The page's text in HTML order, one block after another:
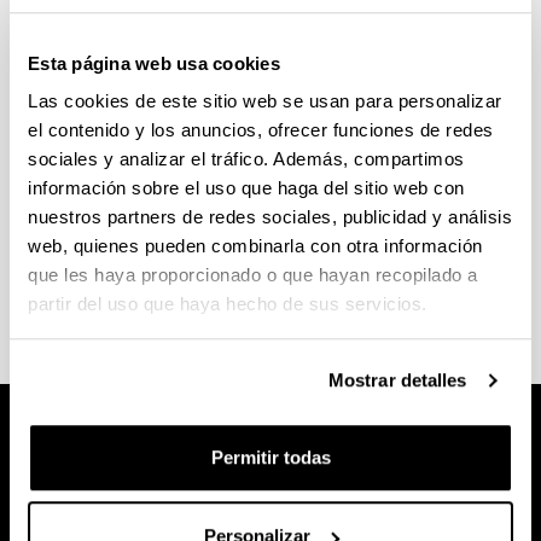
Esta página web usa cookies
Las cookies de este sitio web se usan para personalizar
el contenido y los anuncios, ofrecer funciones de redes
sociales y analizar el tráfico. Además, compartimos
información sobre el uso que haga del sitio web con
nuestros partners de redes sociales, publicidad y análisis
web, quienes pueden combinarla con otra información
que les haya proporcionado o que hayan recopilado a
partir del uso que haya hecho de sus servicios.
Mostrar detalles
Permitir todas
Personalizar
Enlaces de interés
(Abre una nueva ventana)
Acceso a la Universidad
(Abre una nueva ventana)
Normas de permanencia
(Abre una nueva ventana)
Normativa académica
(Abre una nueva ventana)
Información de becas